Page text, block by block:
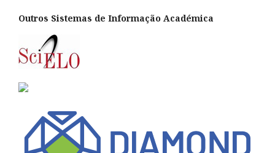
Outros Sistemas de Informação Académica